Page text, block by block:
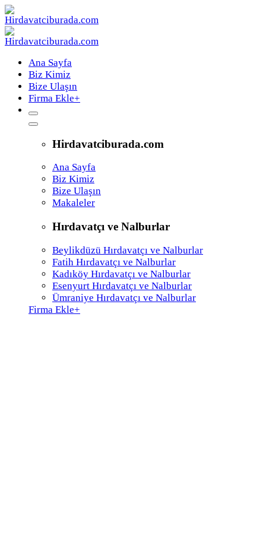
Ana Sayfa
Biz Kimiz
Bize Ulaşın
Firma Ekle+
Hirdavatciburada.com
Ana Sayfa
Biz Kimiz
Bize Ulaşın
Makaleler
Hırdavatçı ve Nalburlar
Beylikdüzü Hırdavatçı ve Nalburlar
Fatih Hırdavatçı ve Nalburlar
Kadıköy Hırdavatçı ve Nalburlar
Esenyurt Hırdavatçı ve Nalburlar
Ümraniye Hırdavatçı ve Nalburlar
Firma Ekle+